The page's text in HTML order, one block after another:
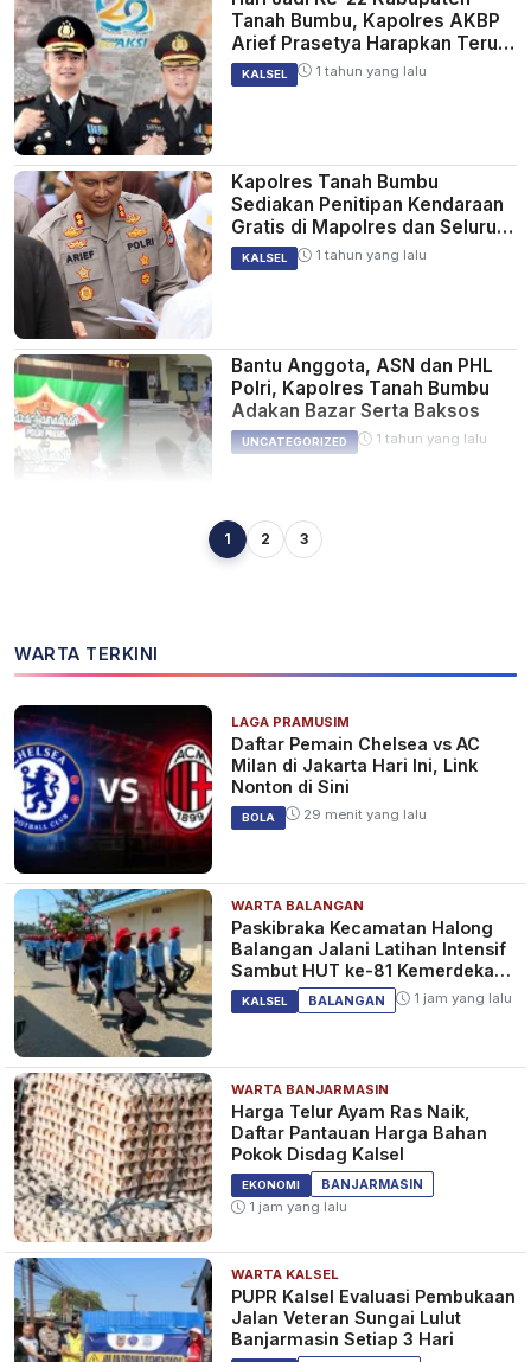
Tanah Bumbu, Kapolres AKBP
Arief Prasetya Harapkan Terus
Bergerak Maju
KALSEL 1 tahun yang lalu
Kapolres Tanah Bumbu
Sediakan Penitipan Kendaraan
Gratis di Mapolres dan Seluruh
Mapolsek
KALSEL 1 tahun yang lalu
Bantu Anggota, ASN dan PHL
Polri, Kapolres Tanah Bumbu
Adakan Bazar Serta Baksos
UNCATEGORIZED 1 tahun yang lalu
Kapolres Tanah Bumbu: Sikat
Kapolres Tanah Bumbu Minta
Operator Call Center 110 Siaga
Hadapi Mudik Lebaran 2025
KALSEL 1 tahun yang lalu
Solidaritas Polres Tanah
Bumbu, Gelar Salat Gaib untuk
3 Personel Bhayangkara Polda
Lampung
KALSEL 1 tahun yang lalu
Emak-emak Desa Gunung
Antasari Semringah Menerima
Bingkisan dari Kapolres Tanah
Bumbu
KALSEL 1 tahun yang lalu
Jalan Raya Batulicin Padat
Jelang Berbuka Puasa,
Kapolres Tanah Bumbu Turun
Langsung Mengatur Arus Lalu
1 2 3
WARTA TERKINI
LAGA PRAMUSIM
Daftar Pemain Chelsea vs AC
Milan di Jakarta Hari Ini, Link
Nonton di Sini
BOLA 29 menit yang lalu
WARTA BALANGAN
Paskibraka Kecamatan Halong
Balangan Jalani Latihan Intensif
Sambut HUT ke-81 Kemerdekaan
RIKALSEL BALANGAN 1 jam yang lalu
WARTA BANJARMASIN
Harga Telur Ayam Ras Naik,
Daftar Pantauan Harga Bahan
Pokok Disdag Kalsel
EKONOMI
BANJARMASIN
1 jam yang lalu
WARTA KALSEL
PUPR Kalsel Evaluasi Pembukaan
Jalan Veteran Sungai Lulut
Banjarmasin Setiap 3 Hari